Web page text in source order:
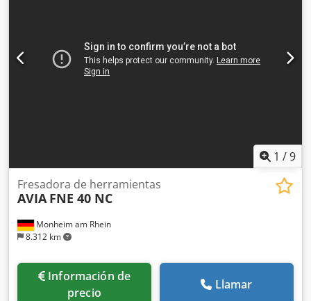
Requerimiento de espacio aprox.: 1,90 x 2,70 x 2,05 m - Nº
de serie: 90288 - Control encendido: 25.401 h - Programa
encendido: 6.653 h - Control: TNC 320 - Volante electrónico
1 /9
Monheim am Rhein
8.312 km
Fresadora de herramientas
AVIA FNE 40 NC
Información de
precio
Llamar